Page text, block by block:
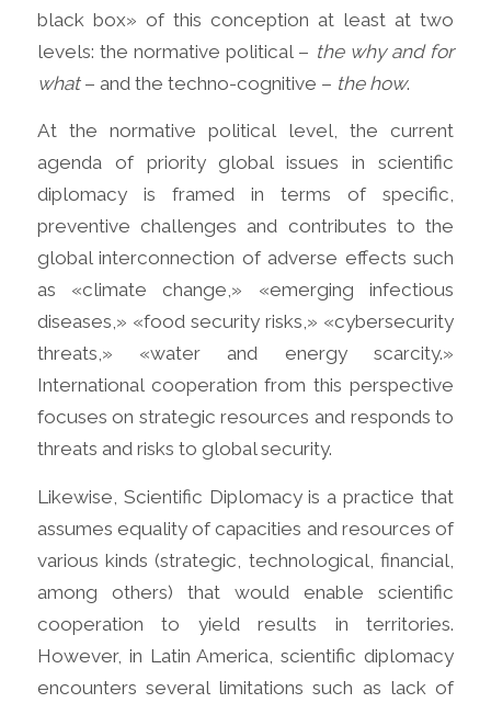
black box» of this conception at least at two
levels: the normative political – the why and for
what – and the techno-cognitive – the how.
At the normative political level, the current
agenda of priority global issues in scientific
diplomacy is framed in terms of specific,
preventive challenges and contributes to the
global interconnection of adverse effects such
as «climate change,» «emerging infectious
diseases,» «food security risks,» «cybersecurity
threats,» «water and energy scarcity.»
International cooperation from this perspective
focuses on strategic resources and responds to
threats and risks to global security.
Likewise, Scientific Diplomacy is a practice that
assumes equality of capacities and resources of
various kinds (strategic, technological, financial,
among others) that would enable scientific
cooperation to yield results in territories.
However, in Latin America, scientific diplomacy
encounters several limitations such as lack of